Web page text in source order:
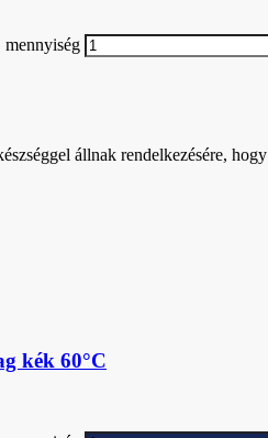
mennyiség
állnak rendelkezésére,
kék 60°C